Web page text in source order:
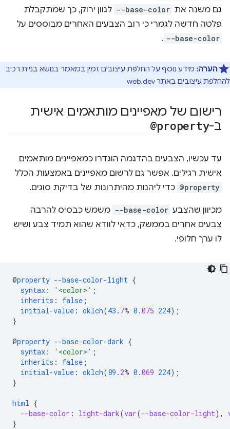
גם משנה את --base-color לגוון ירוק, כך שמתקבלת
פלטה חדשה לגמרי כי רוב הצבעים האחרים מבוססים על
--base-color
.
הערה: מידע נוסף על החלפת עיצובים זמין במאמר בנושא בניית רכיב
להחלפת עיצובים באתר web.dev
רישום של מאפיינים מותאמים אישית
ב-@property
עד עכשיו, הצבעים בהדגמה הוגדרו כמאפיינים מותאמים
אישית רגילים. אפשר גם לרשום מאפיינים באמצעות הכלל
@property כדי ליהנות מהיתרונות של בדיקת סוגים.
מכיוון שהצבע --base-color משמש כבסיס להרבה
צבעים אחרים בממשק, כדאי לוודא שהוא תמיד צבע ושיש
לו ערך חלופי.
@property --base-color-light {
syntax : '<color>' ;
inherits : false ;
initial-value : oklch(43 . 7% 0 .075 224);
}
@property --base-color-dark {
syntax : '<color>' ;
inherits : false ;
initial-value : oklch(89 . 2% 0 .069 224);
}
html {
--base-color : light-dark(var(--base-color-light),
}